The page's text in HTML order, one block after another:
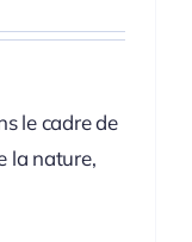
le cadre de
la nature,